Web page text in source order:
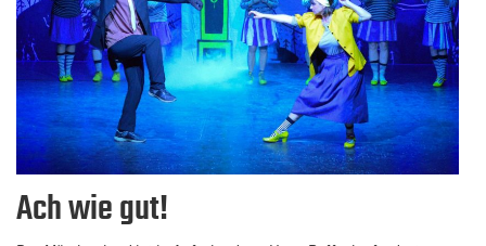
Ach wie gut!